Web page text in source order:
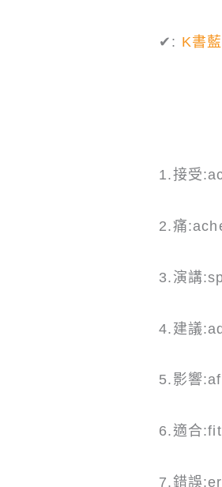
✔: K書
1.接受
2.痛
3.演講
4.建議
5.影響
6.適合
7.錯誤